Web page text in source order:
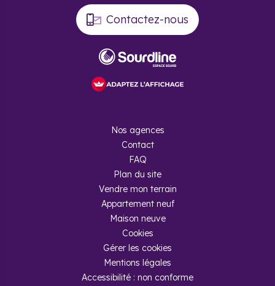
Contactez-nous
Nos agences
Contact
FAQ
Plan du site
Vendre mon terrain
Appartement neuf
Maison neuve
Cookies
Gérer les cookies
Mentions légales
Accessibilité : non conforme